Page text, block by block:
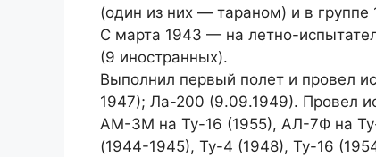
(один из них — тараном) и в группе
С марта 1943 — на летно-
(9 иностранных).
Выполнил первый полет и провел
1947); Ла-200 (9.09.1949). Провел
АМ-3М на Ту-16 (1955), АЛ-7Ф на
(1944-1945), Ту-4 (1948), Ту-16